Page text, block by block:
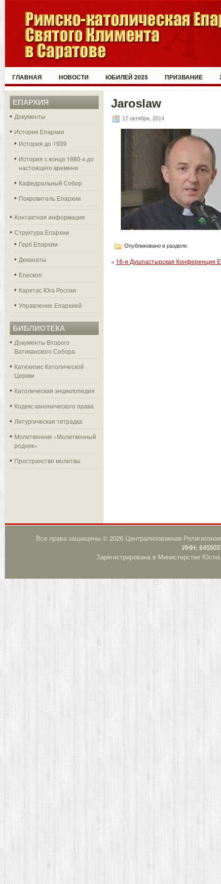
ГЛАВНАЯ НОВОСТИ ЮБИЛЕЙ 2025 ПРИЗВАНИЕ
ЕПАРХИЯ
Документы
История Епархии
История до 1939
История с конца 1980-х до
настоящего времени
Кафедральный Собор
Покровитель Епархии
Контактная информация
Структура Епархии
Герб Епархии
Деканаты
Епископ
Каритас Юга России
Управление Епархией
БИБЛИОТЕКА
Документы Второго
Ватиканского Собора
Катехизис Католической
Церкви
Католическая энциклопедия
Кодекс канонического права
Литургическая тетрадка
Молитвенник «Молитвенный
родник»
Пространство молитвы
Jaroslaw
17 октября, 2014
Опубликовано в разделе
« 16-я Душпастырская Конференция
Все права защищены © 2026 Централизованная
ИНН:
Зарегистрирована в Министерстве